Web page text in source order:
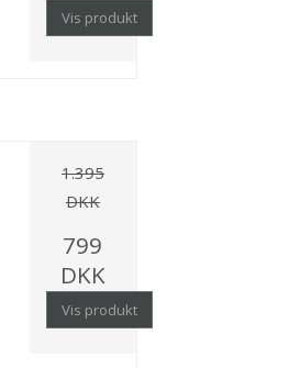
Vis produkt
1.395
DKK
799
DKK
Vis produkt